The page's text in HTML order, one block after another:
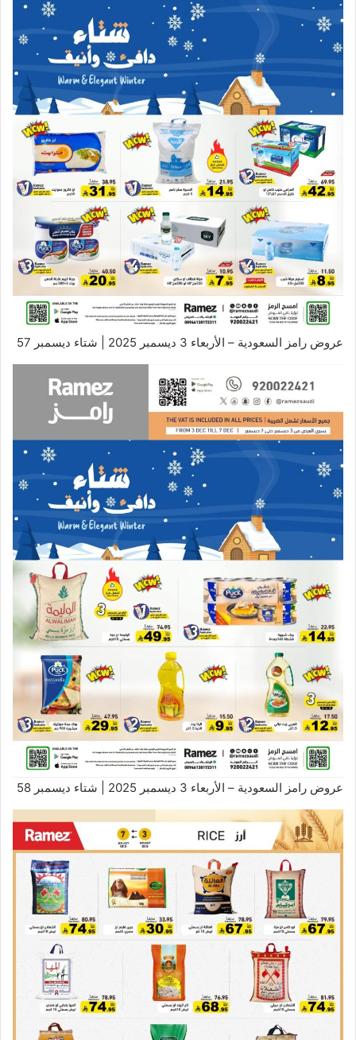
عروض رامز السعودية – الأربعاء 3 ديسمبر 2025 | شتاء ديسمبر 57
عروض رامز السعودية – الأربعاء 3 ديسمبر 2025 | شتاء ديسمبر 58